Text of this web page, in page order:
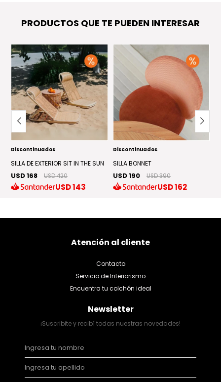
de alta gama y materiales resistentes hacen de esta silla una
PRODUCTOS QUE TE PUEDEN INTERESAR
Discontinuados
SILLA DE EXTERIOR SIT IN THE SUN
USD 168 USD 420
USD143
Discontinuados
SILLA BONNET
USD 190 USD 390
USD162
Atención al cliente
Contacto
Servicio de Interiorismo
Encuentra tu colchón ideal
Newsletter
¡Suscribite y recibí todas nuestras novedades!